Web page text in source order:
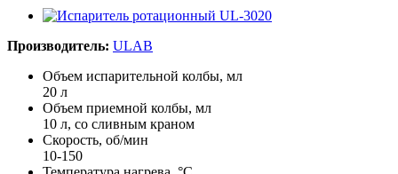
Производитель: ULAB
Объем испарительной колбы, мл
20 л
Объем приемной колбы, мл
10 л, со сливным краном
Скорость, об/мин
10-150